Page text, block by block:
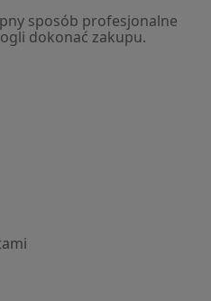
sposób profesjonalne
dokonać zakupu.